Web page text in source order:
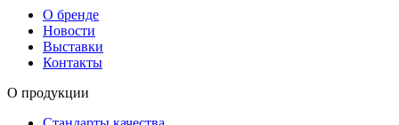
О бренде
Новости
Выставки
Контакты
О продукции